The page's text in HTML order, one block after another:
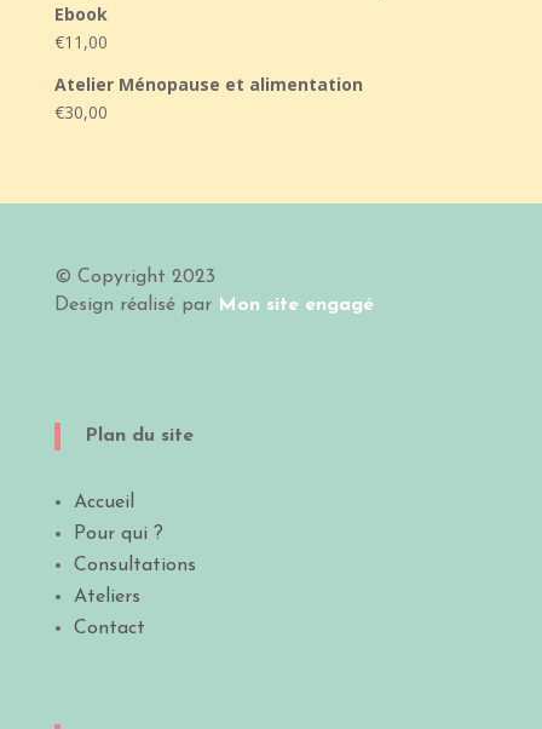
Ebook
€11,00
Atelier Ménopause et alimentation
€30,00
© Copyright 2023
Design réalisé par Mon site engagé
Plan du site
Accueil
Pour qui ?
Consultations
Ateliers
Contact